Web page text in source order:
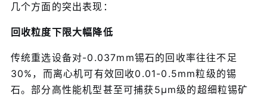
几个方面的突出表现：
回收粒度下限大幅降低
传统重选设备对-0.037mm锡石的回收率往往不足
30%，而离心机可有效回收0.01-0.5mm粒级的锡
石。部分高性能机型甚至可捕获5μm级的超细粒锡矿